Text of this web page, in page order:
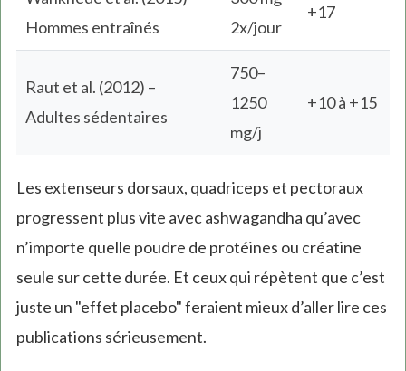
Hommes entraînés
2x/jour
+17
Raut et al. (2012) –
Adultes sédentaires
750–
1250
mg/j
+10 à +15
Les extenseurs dorsaux, quadriceps et pectoraux
progressent plus vite avec ashwagandha qu’avec
n’importe quelle poudre de protéines ou créatine
seule sur cette durée. Et ceux qui répètent que c’est
juste un "effet placebo" feraient mieux d’aller lire ces
publications sérieusement.